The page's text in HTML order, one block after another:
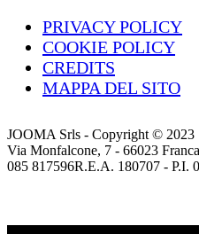
PRIVACY POLICY
COOKIE POLICY
CREDITS
MAPPA DEL SITO
JOOMA Srls - Copyright © 2023
Via Monfalcone, 7 - 66023
085 817596R.E.A. 180707 - P.I.